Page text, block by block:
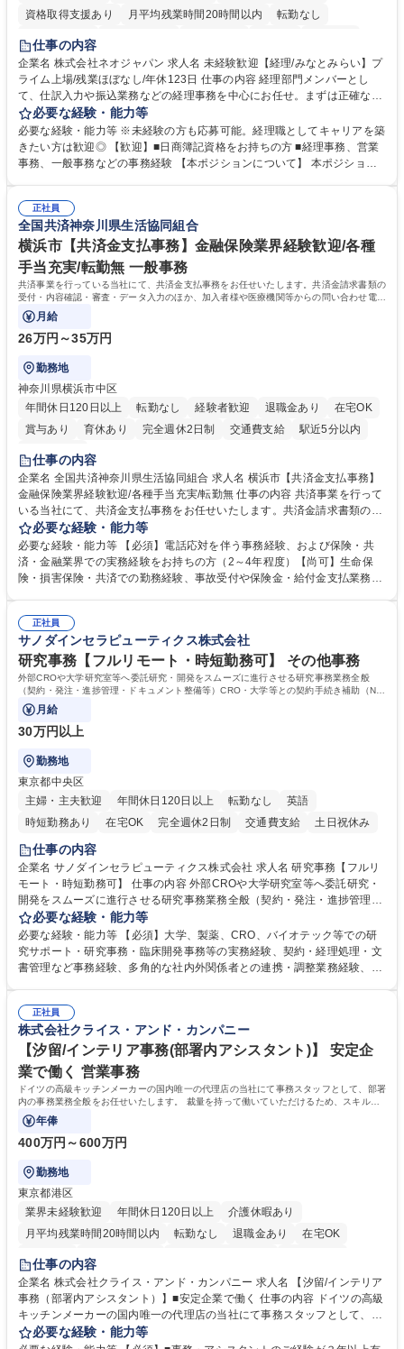
資格取得支援あり
月平均残業時間20時間以内
転勤なし
未経験者歓迎
完全週休2日制
交通費支給 駅近5分以内 土日祝休み
服装自由
寮・社宅あり
仕事の内容
企業名 株式会社ネオジャパン 求人名 未経験歓迎【経理/みなとみらい】プ
ライム上場/残業ほぼなし/年休123日 仕事の内容 経理部門メンバーとし
て、仕訳入力や振込業務などの経理事務を中心にお任せ。まずは正確な入
力・確認業務からスタートし、既存メンバーと一緒に業務を進めながら段
階的に経理知識を身につけていただきます。 【具体的には】 ■社内稟議に
基づく仕訳入力 ■月末の振込業務 ■明細作成 ■伝票処理、記帳業務 ■既存
メンバーの業務サポート 【将来的には】 ■月次決算補助 ■四半期・年次決
想定です。 募集職種 未経験歓迎【経理/みなとみらい】プライム上場/残業
ほぼなし/年休123日
必要な経験・能力等
必要な経験・能力等 ※未経験の方も応募可能。経理職としてキャリアを築
きたい方は歓迎◎ 【歓迎】■日商簿記資格をお持ちの方 ■経理事務、営業
事務、一般事務などの事務経験 【本ポジションについて】 本ポジション
当し、3～5年をかけて月次決算・四半期決算・開示資料作成補助などへス
テップアップできます。また、残業は通常月ほぼなく、決算月でも10時間
未満のため、無理なく経理として専門性を身につけられる環境です。 学
歴・資格 学歴：大学院 大学 高専 短大 専修学校 高校 語学力： 資格：日商
簿記検定1級 日商簿記検定2級
正社員
全国共済神奈川県生活協同組合
横浜市【共済金支払事務】金融保険業界経験歓迎/各種
手当充実/転勤無 一般事務
共済事業を行っている当社にて、共済金支払事務をお任せいたします。共済金請求書類の
受付・内容確認・審査・データ入力のほか、加入者様や医療機関等からの問い合わせ電話
対応や書類発送等を担当します。
月給
26万円～35万円
勤務地
神奈川県横浜市中区
年間休日120日以上
転勤なし 経験者歓迎 退職金あり
在宅OK
賞与あり
育休あり 完全週休2日制 交通費支給
駅近5分以内
土日祝休み
仕事の内容
企業名 全国共済神奈川県生活協同組合 求人名 横浜市【共済金支払事務】
金融保険業界経験歓迎/各種手当充実/転勤無 仕事の内容 共済事業を行って
いる当社にて、共済金支払事務をお任せいたします。共済金請求書類の受
付・内容確認・審査・データ入力のほか、加入者様や医療機関等からの問
い合わせ電話対応や書類発送等を担当します。 ■共済金請求書類の受付、
内容確認、および共済金支払に関する審査・事務処理業務全般を担当 ■専
用システムへのデータ入力、各種必要書類の作成・発送作業 ■加入者様や
指定する業務 募集職種 横浜市【共済金支払事務】金融保険業界経験歓迎/
各種手当充実/転勤無
必要な経験・能力等
必要な経験・能力等 【必須】電話応対を伴う事務経験、および保険・共
済・金融業界での実務経験をお持ちの方（2～4年程度）【尚可】生命保
険・損害保険・共済での勤務経験、事故受付や保険金・給付金支払業務経
務へのキャリアチェンジ希望者も大歓迎です！ 学歴・資格 学歴：大学院
大学 高専 短大 専修学校 高校 語学力： 資格：
正社員
サノダインセラピューティクス株式会社
研究事務【フルリモート・時短勤務可】 その他事務
外部CROや大学研究室等へ委託研究・開発をスムーズに進行させる研究事務業務全般
（契約・発注・進捗管理・ドキュメント整備等）CRO・大学等との契約手続き補助（ND
A・委託・共同研究契約等の進行・記録管理）
月給
30万円以上
勤務地
東京都中央区
主婦・主夫歓迎
年間休日120日以上 転勤なし
英語
時短勤務あり
在宅OK 完全週休2日制 交通費支給 土日祝休み
仕事の内容
企業名 サノダインセラピューティクス株式会社 求人名 研究事務【フルリ
モート・時短勤務可】 仕事の内容 外部CROや大学研究室等へ委託研究・
開発をスムーズに進行させる研究事務業務全般（契約・発注・進捗管理・
ドキュメント整備等）CRO・大学等との契約手続き補助（NDA・委託・
共同研究契約等の進行・記録管理） ■見積取得、発注、検収、請求処理等
の事務手続き ■委託先との定例会議の調整・アジェンダ準備・議事録作成
■研究報告書、試験関連資料、SOP等の整備・版管理・保管 ■研究開発の
他研究開発に関わる総務・庶務 募集職種 研究事務【フルリモート・時短
勤務可】
必要な経験・能力等
必要な経験・能力等 【必須】大学、製薬、CRO、バイオテック等での研
究サポート・研究事務・臨床開発事務等の実務経験、契約・経理処理・文
書管理など事務経験、多角的な社内外関係者との連携・調整業務経験、基
ル対応力 【働き方について】フルリモートやハイブリッド勤務、時短勤務
など個々のライフスタイルに応じた柔軟な働き方が可能です。育児や介護
との両立も応援します。 学歴・資格 学歴：大学院 大学 語学力： 資格：
正社員
株式会社クライス・アンド・カンパニー
【汐留/インテリア事務(部署内アシスタント)】 安定企
業で働く 営業事務
ドイツの高級キッチンメーカーの国内唯一の代理店の当社にて事務スタッフとして、部署
内の事務業務全般をお任せいたします。 裁量を持って働いていただけるため、スキルア
ップも可能です。
年俸
400万円～600万円
勤務地
東京都港区
業界未経験歓迎
年間休日120日以上
介護休暇あり
月平均残業時間20時間以内
転勤なし 退職金あり
在宅OK
育休あり
完全週休2日制
駅近5分以内
土日祝休み
仕事の内容
企業名 株式会社クライス・アンド・カンパニー 求人名 【汐留/インテリア
事務（部署内アシスタント）】■安定企業で働く 仕事の内容 ドイツの高級
キッチンメーカーの国内唯一の代理店の当社にて事務スタッフとして、部
署内の事務業務全般をお任せいたします。 裁量を持って働いていただける
必要な経験・能力等